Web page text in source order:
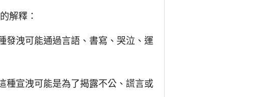
解釋：
發洩可能通過言語、書寫、哭泣、運
種宣洩可能是為了揭露不公、謊言或